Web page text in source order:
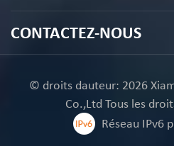
CONTACTEZ-NOUS
© droits dauteur: 2026
Co.,Ltd Tous les
Réseau IPv6